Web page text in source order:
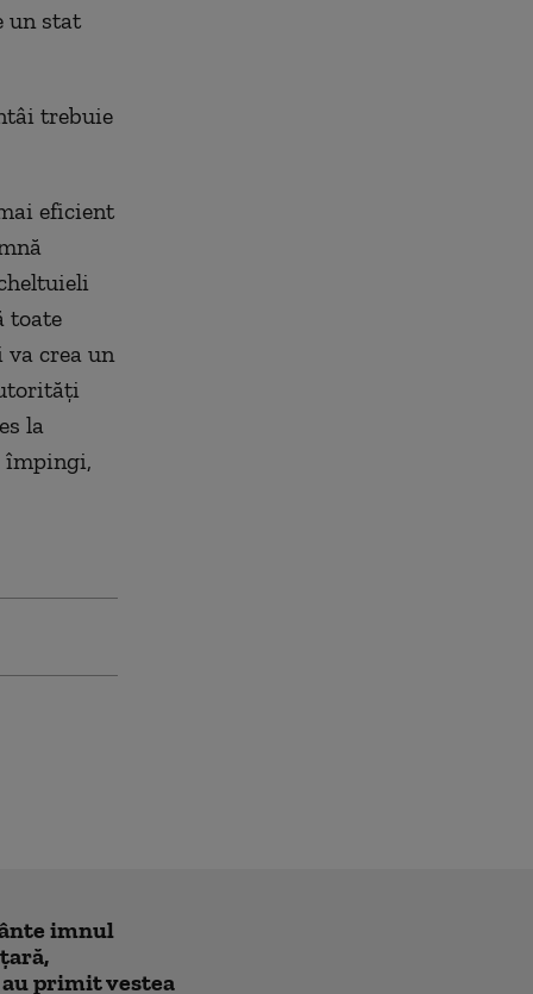
un stat
trebuie
eficient
toate
crea un
la
împingi,
imnul
primit vestea